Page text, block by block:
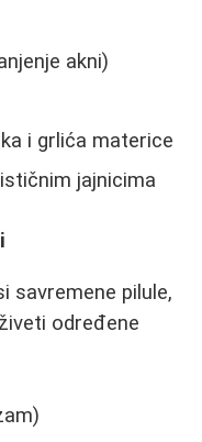
akni)
i grlića materice
jajnicima
savremene pilule,
određene